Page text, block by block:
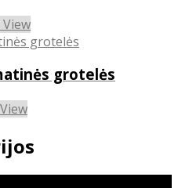
grotelės